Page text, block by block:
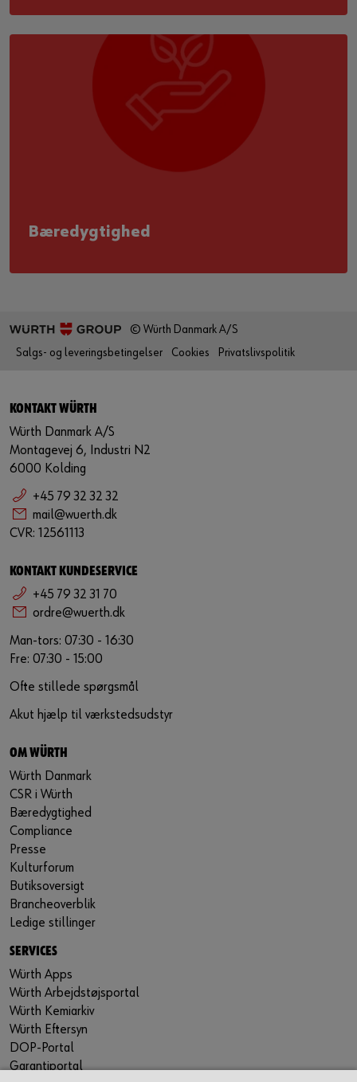
Bæredygtighed
© Würth Danmark A/S
Salgs- og leveringsbetingelser
Cookies Privatslivspolitik
KONTAKT WÜRTH
Würth Danmark A/S
Montagevej 6, Industri N2
6000 Kolding
+45 79 32 32 32
mail@wuerth.dk
CVR: 12561113
KONTAKT KUNDESERVICE
+45 79 32 31 70
ordre@wuerth.dk
Man-tors: 07:30 - 16:30
Fre: 07:30 - 15:00
Ofte stillede spørgsmål
Akut hjælp til værkstedsudstyr
OM WÜRTH
Würth Danmark
CSR i Würth
Bæredygtighed
Compliance
Presse
Kulturforum
Butiksoversigt
Brancheoverblik
Ledige stillinger
SERVICES
Würth Apps
Würth Arbejdstøjsportal
Würth Kemiarkiv
Würth Eftersyn
DOP-Portal
Garantiportal